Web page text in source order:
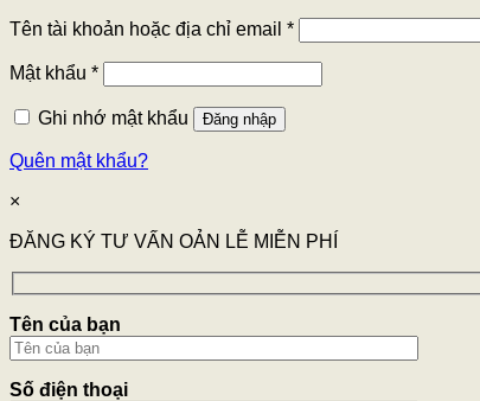
Tên tài khoản hoặc địa chỉ email *
Mật khẩu *
Ghi nhớ mật khẩu Đăng nhập
Quên mật khẩu?
×
ĐĂNG KÝ TƯ VẤN OẢN LỄ MIỄN PHÍ
Tên của bạn
Số điện thoại